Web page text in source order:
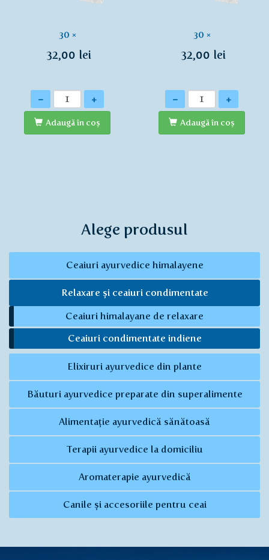
30 ×
32,00 lei
Cantitate
- +
Adaugă în coş
30 ×
32,00 lei
Cantitate
- +
Adaugă în coş
Alege produsul
Ceaiuri ayurvedice himalayene
Relaxare și ceaiuri condimentate
Ceaiuri himalayane de relaxare
Ceaiuri condimentate indiene
Elixiruri ayurvedice din plante
Băuturi ayurvedice preparate din superalimente
Alimentație ayurvedică sănătoasă
Terapii ayurvedice la domiciliu
Aromaterapie ayurvedică
Canile și accesoriile pentru ceai